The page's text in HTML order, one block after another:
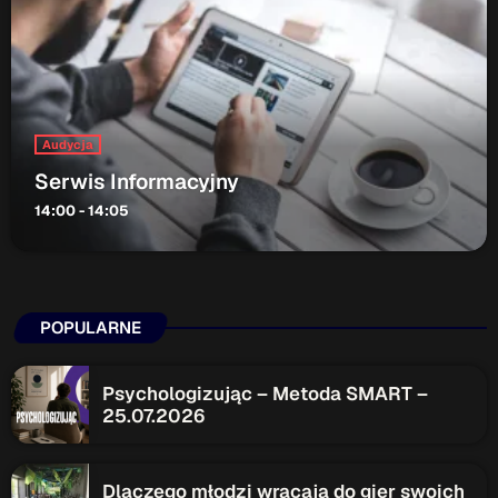
ON AIR
Audycja
Serwis Informacyjny
Upcoming shows
Audycja
Serwis Informacyjny
14:00 - 14:05
POPULARNE
Psychologizując – Metoda SMART –
25.07.2026
Dlaczego młodzi wracają do gier swoich